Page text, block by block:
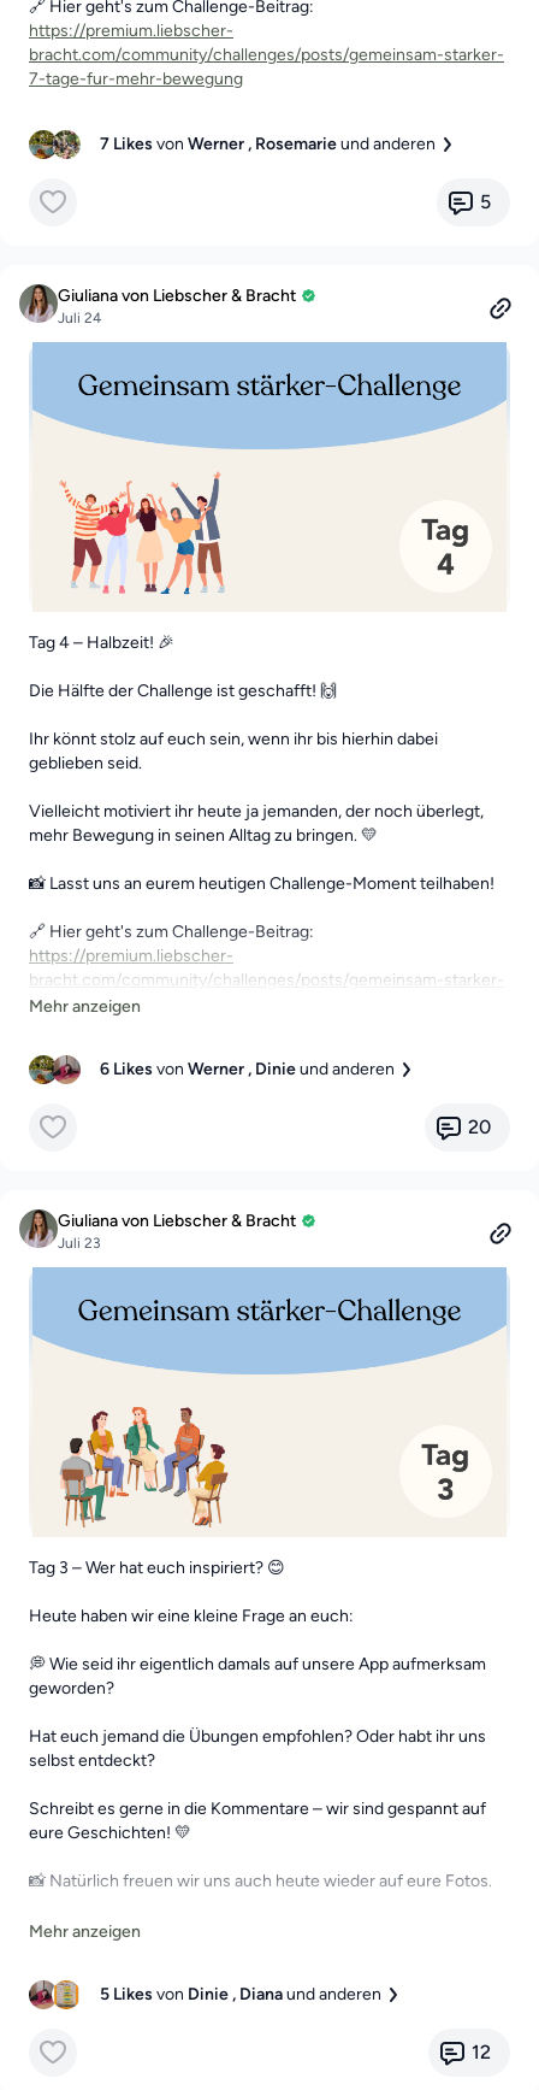
🔗 Hier geht's zum Challenge-Beitrag:
https://premium.liebscher-
bracht.com/community/challenges/posts/gemeinsam-starker-
7-tage-fur-mehr-bewegung
7 Likes von Werner , Rosemarieund anderen
5
Giuliana von Liebscher & Bracht
Juli 24
Tag 4 – Halbzeit! 🎉
Die Hälfte der Challenge ist geschafft! 🙌
Ihr könnt stolz auf euch sein, wenn ihr bis hierhin dabei
geblieben seid.
Vielleicht motiviert ihr heute ja jemanden, der noch überlegt,
mehr Bewegung in seinen Alltag zu bringen. 💛
📸 Lasst uns an eurem heutigen Challenge-Moment teilhaben!
🔗 Hier geht's zum Challenge-Beitrag:
https://premium.liebscher-
bracht.com/community/challenges/posts/gemeinsam-starker-
7-tage-fur-mehr-bewegung
6 Likes von Werner , Dinieund anderen
20
Giuliana von Liebscher & Bracht
Juli 23
Tag 3 – Wer hat euch inspiriert? 😊
Heute haben wir eine kleine Frage an euch:
💭 Wie seid ihr eigentlich damals auf unsere App aufmerksam
geworden?
Hat euch jemand die Übungen empfohlen? Oder habt ihr uns
selbst entdeckt?
Schreibt es gerne in die Kommentare – wir sind gespannt auf
eure Geschichten! 💛
📸 Natürlich freuen wir uns auch heute wieder auf eure Fotos.
🔗 Hier geht's zum Challenge-Beitrag:
bracht.com/community/challenges/posts/gemeinsam-starker-
7-tage-fur-mehr-bewegung
5 Likes von Dinie , Dianaund anderen
12